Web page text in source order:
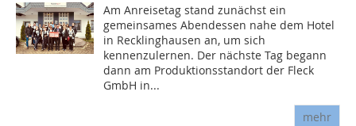
Am Anreisetag stand zunächst ein
gemeinsames Abendessen nahe dem Hotel
in Recklinghausen an, um sich
kennenzulernen. Der nächste Tag begann
dann am Produktionsstandort der Fleck
GmbH in...
mehr